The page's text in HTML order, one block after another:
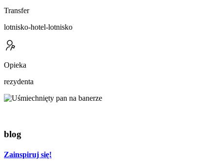
Transfer
lotnisko-hotel-lotnisko
Opieka
rezydenta
blog
Zainspiruj się!